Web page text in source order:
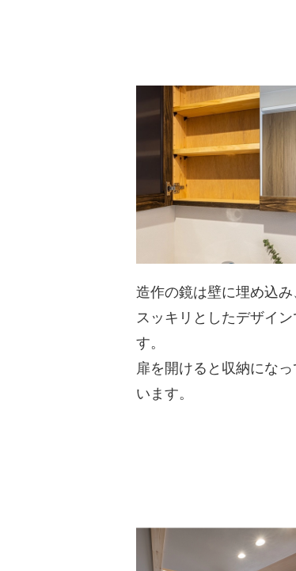
造作の鏡は壁に埋め込み
スッキリとしたデザイン
す。
扉を開けると収納になっ
います。